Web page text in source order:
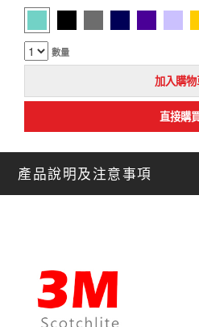
數量
產品說明及注意事項